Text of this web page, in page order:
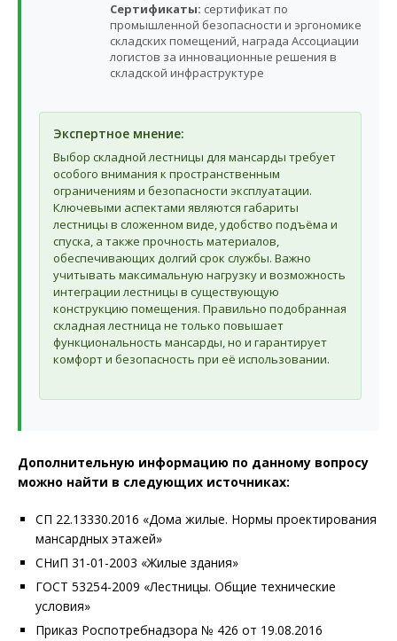
Сертификаты: сертификат по
промышленной безопасности и эргономике
складских помещений, награда Ассоциации
логистов за инновационные решения в
складской инфраструктуре
Экспертное мнение:
Выбор складной лестницы для мансарды требует
особого внимания к пространственным
ограничениям и безопасности эксплуатации.
Ключевыми аспектами являются габариты
лестницы в сложенном виде, удобство подъёма и
спуска, а также прочность материалов,
обеспечивающих долгий срок службы. Важно
учитывать максимальную нагрузку и возможность
интеграции лестницы в существующую
конструкцию помещения. Правильно подобранная
складная лестница не только повышает
функциональность мансарды, но и гарантирует
комфорт и безопасность при её использовании.
Дополнительную информацию по данному вопросу
можно найти в следующих источниках:
СП 22.13330.2016 «Дома жилые. Нормы проектирования
мансардных этажей»
СНиП 31-01-2003 «Жилые здания»
ГОСТ 53254-2009 «Лестницы. Общие технические
условия»
Приказ Роспотребнадзора № 426 от 19.08.2016